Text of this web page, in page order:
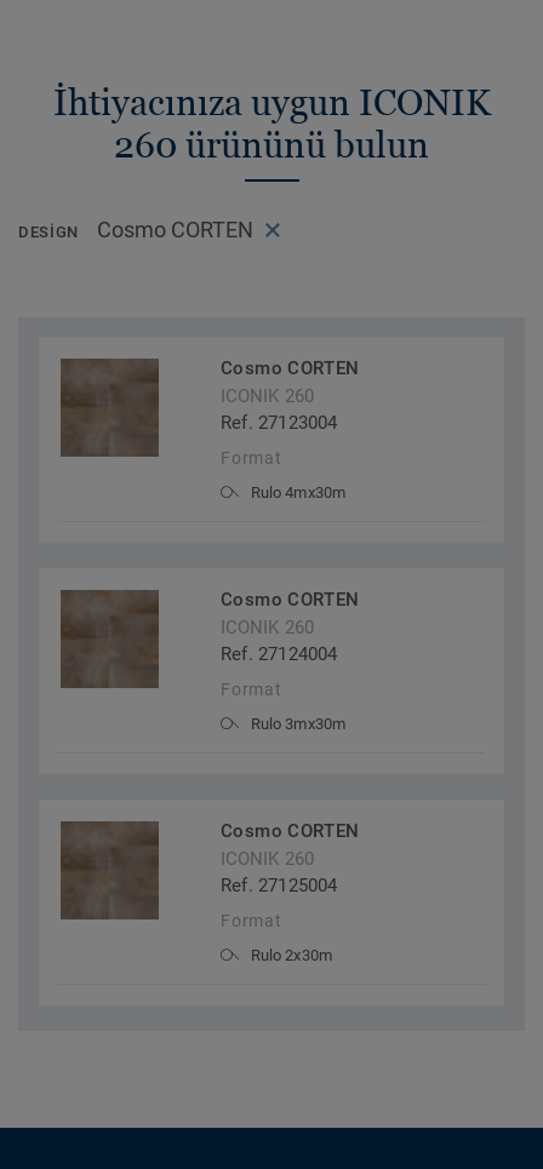
İhtiyacınıza uygun ICONIK
260 ürününü bulun
DESIGN Cosmo CORTEN
Cosmo CORTEN
ICONIK 260
Ref. 27123004
Format
Rulo 4mx30m
Cosmo CORTEN
ICONIK 260
Ref. 27124004
Format
Rulo 3mx30m
Cosmo CORTEN
ICONIK 260
Ref. 27125004
Format
Rulo 2x30m